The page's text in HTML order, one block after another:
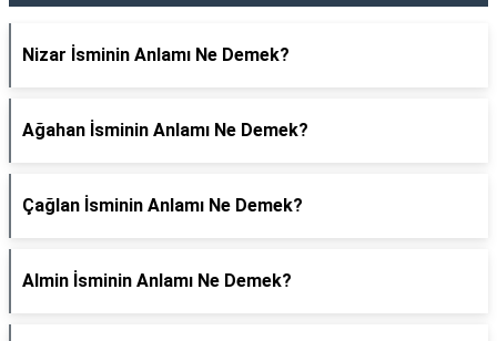
Nizar İsminin Anlamı Ne Demek?
Ağahan İsminin Anlamı Ne Demek?
Çağlan İsminin Anlamı Ne Demek?
Almin İsminin Anlamı Ne Demek?